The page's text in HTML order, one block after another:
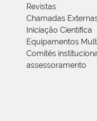
Revistas
Chamadas
Iniciação Científica
Equipamentos
Comitês
assessoramento